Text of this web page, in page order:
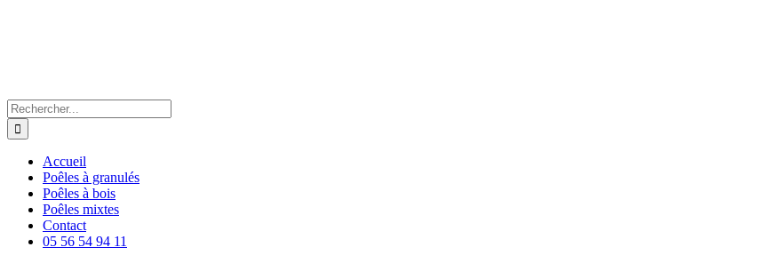
Rechercher:
Accueil
Poêles à granulés
Poêles à bois
Poêles mixtes
Contact
05 56 54 94 11